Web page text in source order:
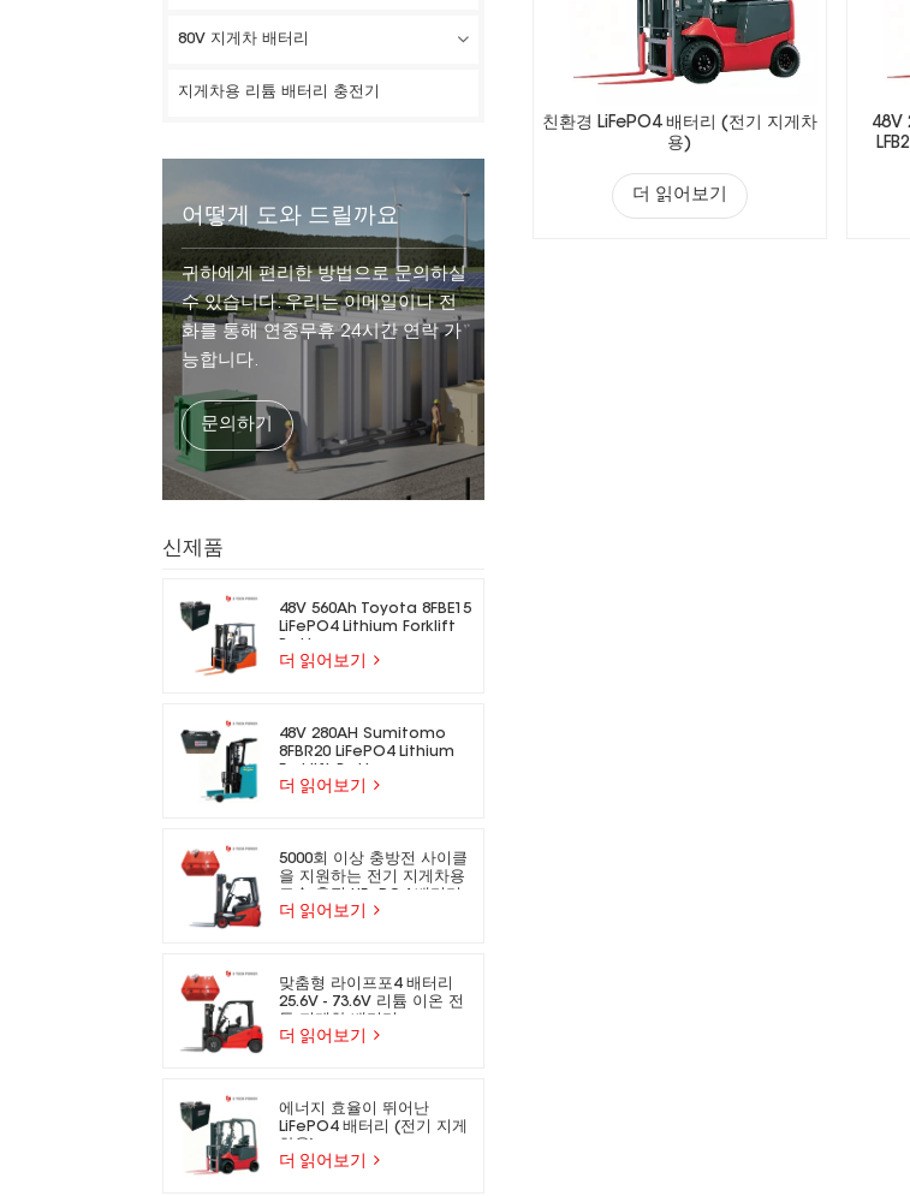
80V 지게차 배터리
지게차용 리튬 배터리 충전기
어떻게 도와 드릴까요
귀하에게 편리한 방법으로 문의하실
수 있습니다. 우리는 이메일이나 전
화를 통해 연중무휴 24시간 연락 가
능합니다.
문의하기
신제품
48V 560Ah Toyota 8FBE15
LiFePO4 Lithium Forklift
더 읽어보기
48V 280AH Sumitomo
8FBR20 LiFePO4 Lithium
더 읽어보기
5000회 이상 충방전 사이클
을 지원하는 전기 지게차용
더 읽어보기
맞춤형 라이프포4 배터리
25.6V - 73.6V 리튬 이온 전
더 읽어보기
에너지 효율이 뛰어난
LiFePO4 배터리 (전기 지게
더 읽어보기
친환경 LiFePO4 배터리 (전기 지게차
용)
더 읽어보기
48V